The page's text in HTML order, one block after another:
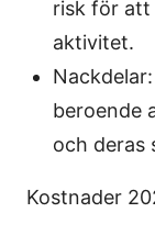
risk för att
aktivitet.
beroende
och deras
Kostnader